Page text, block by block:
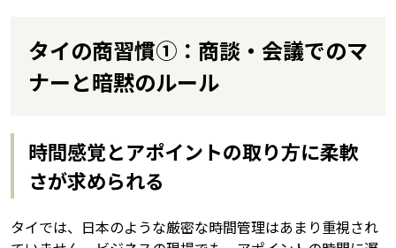
タイの商習慣①：商談・会議でのマ
ナーと暗黙のルール
時間感覚とアポイントの取り方に柔軟
さが求められる
タイでは、日本のような厳密な時間管理はあまり重視され